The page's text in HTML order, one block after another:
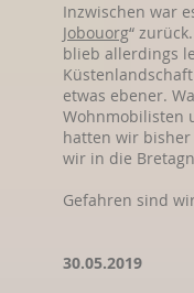
Inzwischen war
Jobouorg“
blieb allerdings
etwas ebener.
Wohnmobilisten
hatten wir
wir in die
Gefahren sind
30.05.2019